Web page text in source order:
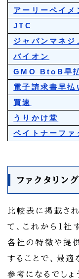
アーリーペイメ
JTC
ジャパンマネジ
バイオン
GMO BtoB早
電子請求書早払
買速
うりかけ堂
ペイトナーファ
ファクタリン
比較表に掲載さ
て、これから1社
各社の特徴や提
することで、最適
参考になるでしょ